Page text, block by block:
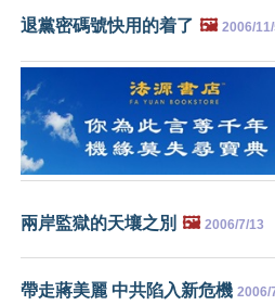
退黨密碼號快用的着了 🖼️ 2006/
兩岸監獄的天壤之別 🖼️ 2006/7/13
帶走蔣美麗 中共陷入新危機 2006/